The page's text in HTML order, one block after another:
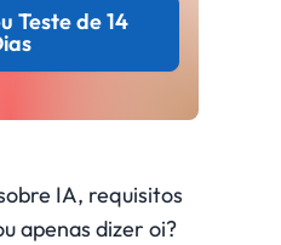
Teste de 14
IA, requisitos
apenas dizer oi?